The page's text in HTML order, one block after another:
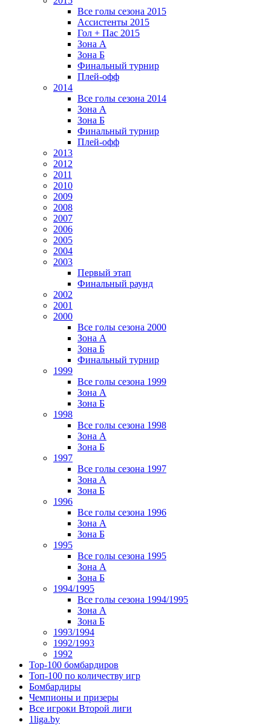
Все голы сезона 2015
Ассистенты 2015
Гол + Пас 2015
Зона А
Зона Б
Финальный турнир
Плей-офф
2014
Все голы сезона 2014
Зона А
Зона Б
Финальный турнир
Плей-офф
2013
2012
2011
2010
2009
2008
2007
2006
2005
2004
2003
Первый этап
Финальный раунд
2002
2001
2000
Все голы сезона 2000
Зона А
Зона Б
Финальный турнир
1999
Все голы сезона 1999
Зона А
Зона Б
1998
Все голы сезона 1998
Зона А
Зона Б
1997
Все голы сезона 1997
Зона А
Зона Б
1996
Все голы сезона 1996
Зона А
Зона Б
1995
Все голы сезона 1995
Зона А
Зона Б
1994/1995
Все голы сезона 1994/1995
Зона А
Зона Б
1993/1994
1992/1993
1992
Top-100 бомбардиров
Топ-100 по количеству игр
Бомбардиры
Чемпионы и призеры
Все игроки Второй лиги
1liga.by